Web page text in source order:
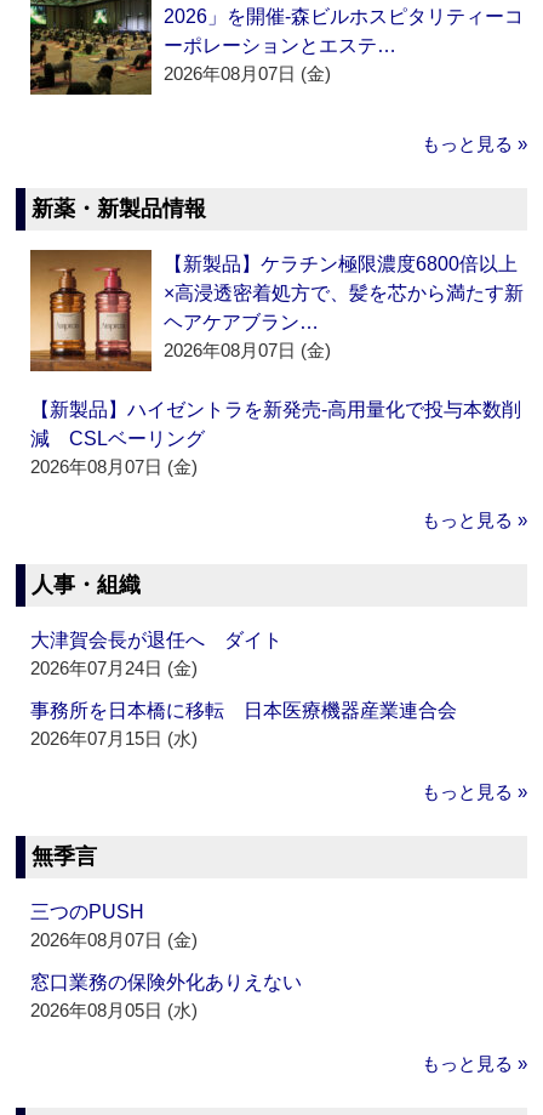
2026」を開催‐森ビルホスピタリティーコ
ーポレーションとエステ…
2026年08月07日 (金)
もっと見る »
新薬・新製品情報
【新製品】ケラチン極限濃度6800倍以上
×高浸透密着処方で、髪を芯から満たす新
ヘアケアブラン…
2026年08月07日 (金)
【新製品】ハイゼントラを新発売‐高用量化で投与本数削
減 CSLベーリング
2026年08月07日 (金)
もっと見る »
人事・組織
大津賀会長が退任へ ダイト
2026年07月24日 (金)
事務所を日本橋に移転 日本医療機器産業連合会
2026年07月15日 (水)
もっと見る »
無季言
三つのPUSH
2026年08月07日 (金)
窓口業務の保険外化ありえない
2026年08月05日 (水)
もっと見る »